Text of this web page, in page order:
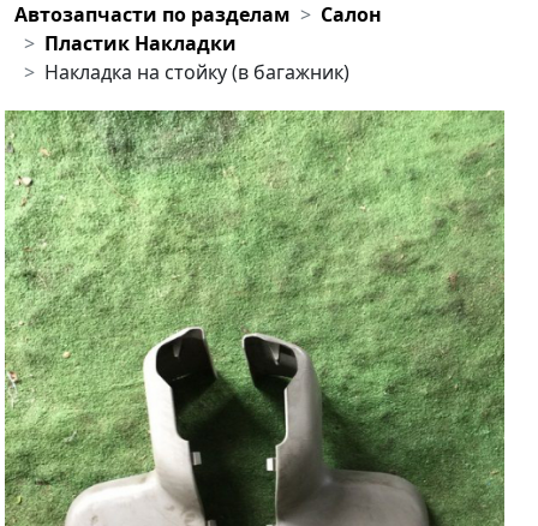
Автозапчасти по разделам
Салон
Пластик Накладки
Накладка на стойку (в багажник)